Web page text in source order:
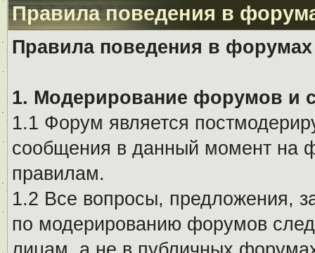
Правила поведения в
Правила поведения в
1. Модерирование форумов и
1.1 Форум является
сообщения в данный момент на
правилам.
1.2 Все вопросы, предложения,
по модерированию форумов